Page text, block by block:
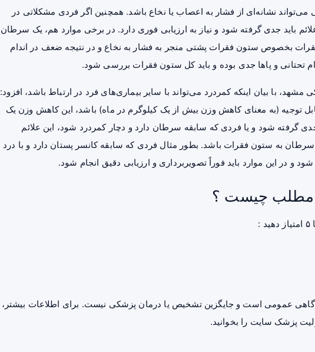
نشانه‌ای از فشار به اعصاب یا نخاع باشد. همچنین اگر فردی مشکلاتی در
باید جدی گرفته شود و نیاز به ارزیابی فوری دارد. در برخی موارد هم، یک سرطان
بخصوص ستون فقرات پشتی منجر به فشار به نخاع و در نتیجه ضعف در اندام
تحتانی و پاها جدی بوده و باید کل ستون فقرات بررسی شود.
با بیان اینکه کمردرد می‌تواند با سایر بیماری‌های فرد در ارتباط باشد، افزود:
توجیه (به معنای کاهش وزن بیش از یک کیلوگرم در ماه) باشد، این کاهش وزن یک
گرفته شود و یا فردی که سابقه سرطان دارد و دچار کمردرد شود، این علائم
سرطان به ستون فقرات باشد. بطور مثال فردی که سابقه کانسر پستان دارد و با درد
و در این موارد باید فوراً تصویربرداری و ارزیابی دقیق انجام شود.
مطلب چیست ؟
عمومی است و جایگزین تشخیص یا درمان پزشکی نیست. برای اطلاعات بیشتر،
پزشک سایت را بخوانید.